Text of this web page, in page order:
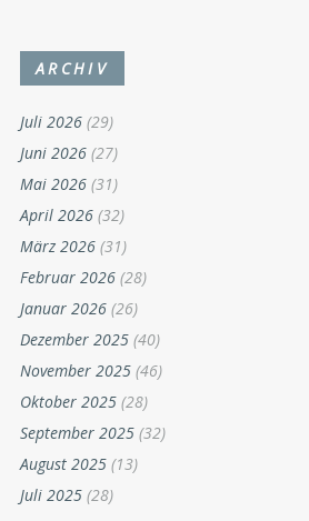
ARCHIV
Juli 2026 (29)
Juni 2026 (27)
Mai 2026 (31)
April 2026 (32)
März 2026 (31)
Februar 2026 (28)
Januar 2026 (26)
Dezember 2025 (40)
November 2025 (46)
Oktober 2025 (28)
September 2025 (32)
August 2025 (13)
Juli 2025 (28)